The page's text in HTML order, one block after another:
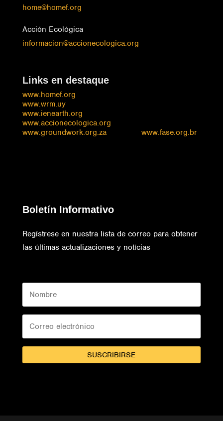
home@homef.org
Acción Ecológica
informacion@accionecologica.org
Links en destaque
www.homef.org
www.wrm.uy
www.ienearth.org
www.accionecologica.org
www.groundwork.org.za
www.fase.org.br
Boletín Informativo
Regístrese en nuestra lista de correo para obtener
las últimas actualizaciones y notícias
SUSCRIBIRSE